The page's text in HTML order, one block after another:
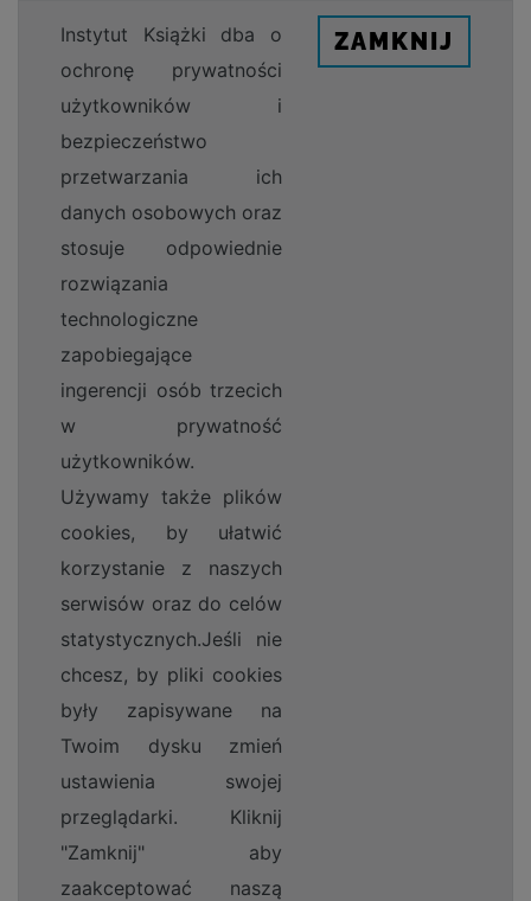
Instytut Książki dba o
ochronę prywatności
użytkowników i
bezpieczeństwo
przetwarzania ich
danych osobowych oraz
stosuje odpowiednie
rozwiązania
technologiczne
zapobiegające
ingerencji osób trzecich
w prywatność
użytkowników.
Używamy także plików
cookies, by ułatwić
korzystanie z naszych
serwisów oraz do celów
statystycznych.Jeśli nie
chcesz, by pliki cookies
były zapisywane na
Twoim dysku zmień
ustawienia swojej
przeglądarki. Kliknij
"Zamknij" aby
zaakceptować naszą
ZAMKNIJ